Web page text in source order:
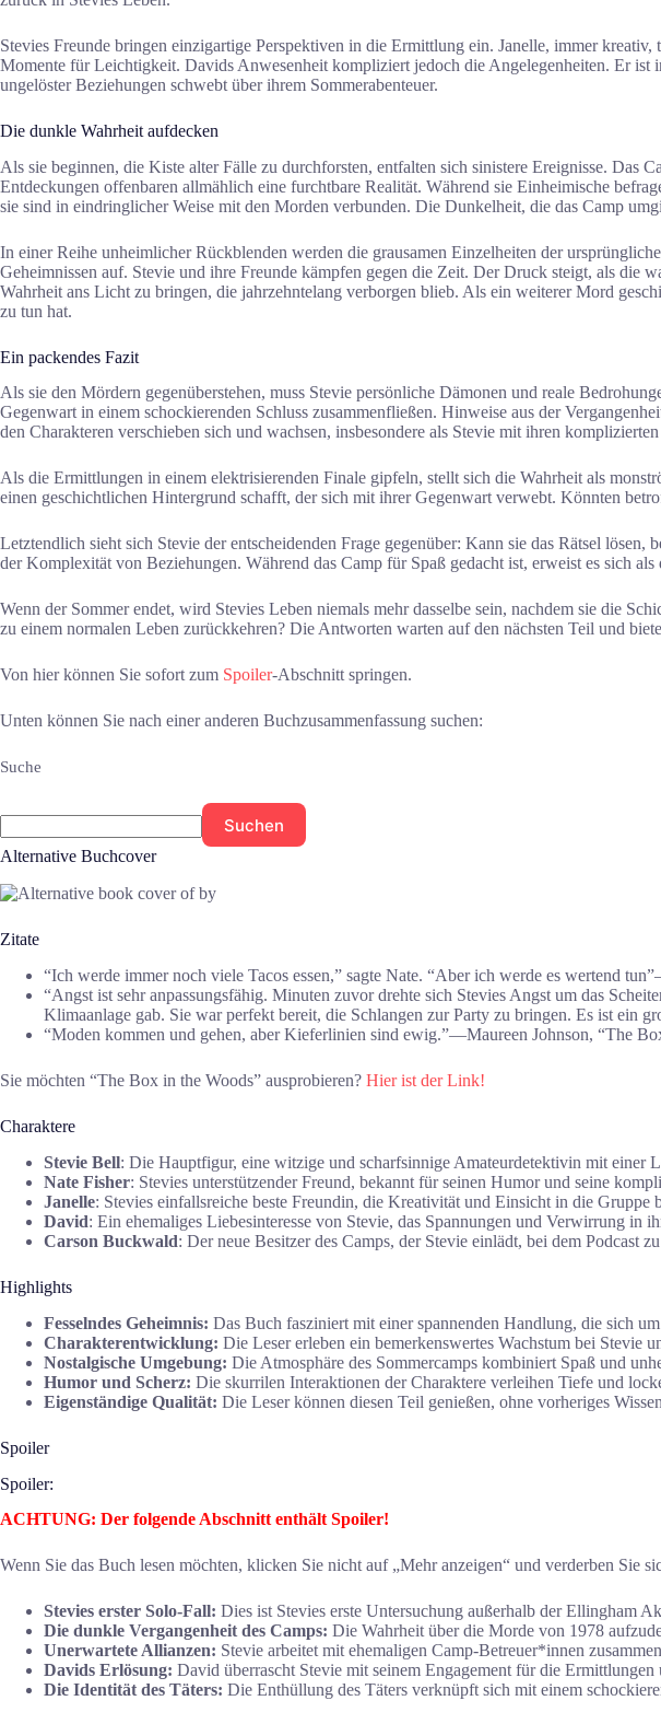
Stevies Freunde bringen einzigartige Perspektiven in die Ermittlung ein. Janelle, immer
Momente für Leichtigkeit. Davids Anwesenheit kompliziert jedoch die Angelegenheiten. Er
ungelöster Beziehungen schwebt über ihrem Sommerabenteuer.
Die dunkle Wahrheit aufdecken
Als sie beginnen, die Kiste alter Fälle zu durchforsten, entfalten sich sinistere Ereignisse. Das
Entdeckungen offenbaren allmählich eine furchtbare Realität. Während sie Einheimische
sie sind in eindringlicher Weise mit den Morden verbunden. Die Dunkelheit, die das Camp
In einer Reihe unheimlicher Rückblenden werden die grausamen Einzelheiten der
Geheimnissen auf. Stevie und ihre Freunde kämpfen gegen die Zeit. Der Druck steigt, als die
Wahrheit ans Licht zu bringen, die jahrzehntelang verborgen blieb. Als ein weiterer Mord
zu tun hat.
Ein packendes Fazit
Als sie den Mördern gegenüberstehen, muss Stevie persönliche Dämonen und reale
Gegenwart in einem schockierenden Schluss zusammenfließen. Hinweise aus der
den Charakteren verschieben sich und wachsen, insbesondere als Stevie mit ihren
Als die Ermittlungen in einem elektrisierenden Finale gipfeln, stellt sich die Wahrheit als
einen geschichtlichen Hintergrund schafft, der sich mit ihrer Gegenwart verwebt. Könnten
Letztendlich sieht sich Stevie der entscheidenden Frage gegenüber: Kann sie das Rätsel
der Komplexität von Beziehungen. Während das Camp für Spaß gedacht ist, erweist es sich
Wenn der Sommer endet, wird Stevies Leben niemals mehr dasselbe sein, nachdem sie die
zu einem normalen Leben zurückkehren? Die Antworten warten auf den nächsten Teil und
Von hier können Sie sofort zum Spoiler-Abschnitt springen.
Unten können Sie nach einer anderen Buchzusammenfassung suchen:
Suche
Suchen
Alternative Buchcover
Zitate
“Ich werde immer noch viele Tacos essen,” sagte Nate. “Aber ich werde es wertend
“Angst ist sehr anpassungsfähig. Minuten zuvor drehte sich Stevies Angst um das
Klimaanlage gab. Sie war perfekt bereit, die Schlangen zur Party zu bringen. Es ist
“Moden kommen und gehen, aber Kieferlinien sind ewig.”―Maureen Johnson, “The
Sie möchten “The Box in the Woods” ausprobieren? Hier ist der Link!
Charaktere
Stevie Bell: Die Hauptfigur, eine witzige und scharfsinnige Amateurdetektivin mit einer
Nate Fisher: Stevies unterstützender Freund, bekannt für seinen Humor und seine
Janelle: Stevies einfallsreiche beste Freundin, die Kreativität und Einsicht in die Gruppe
David: Ein ehemaliges Liebesinteresse von Stevie, das Spannungen und Verwirrung in
Carson Buckwald: Der neue Besitzer des Camps, der Stevie einlädt, bei dem Podcast
Highlights
Fesselndes Geheimnis: Das Buch fasziniert mit einer spannenden Handlung, die sich
Charakterentwicklung: Die Leser erleben ein bemerkenswertes Wachstum bei Stevie
Nostalgische Umgebung: Die Atmosphäre des Sommercamps kombiniert Spaß und
Humor und Scherz: Die skurrilen Interaktionen der Charaktere verleihen Tiefe und
Eigenständige Qualität: Die Leser können diesen Teil genießen, ohne vorheriges
Spoiler
Spoiler:
ACHTUNG: Der folgende Abschnitt enthält Spoiler!
Wenn Sie das Buch lesen möchten, klicken Sie nicht auf „Mehr anzeigen“ und verderben Sie
Stevies erster Solo-Fall: Dies ist Stevies erste Untersuchung außerhalb der Ellingham
Die dunkle Vergangenheit des Camps: Die Wahrheit über die Morde von 1978
Unerwartete Allianzen: Stevie arbeitet mit ehemaligen Camp-Betreuer*innen
Davids Erlösung: David überrascht Stevie mit seinem Engagement für die Ermittlungen
Die Identität des Täters: Die Enthüllung des Täters verknüpft sich mit einem